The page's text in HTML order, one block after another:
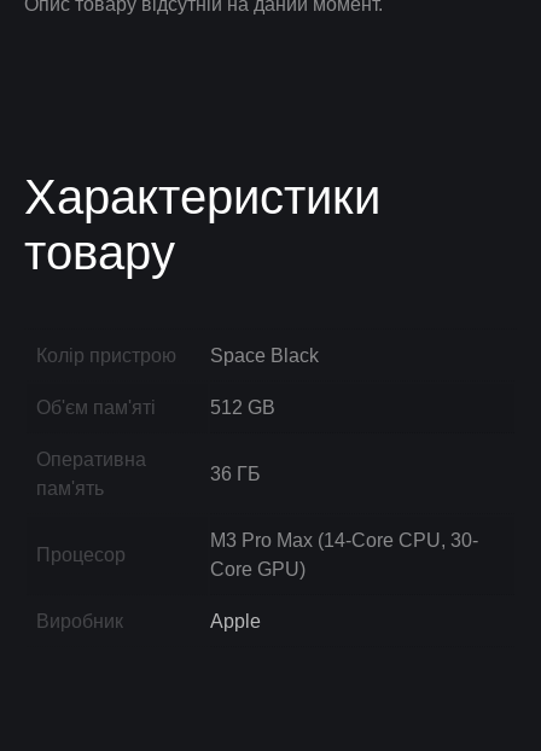
Опис товару відсутній на даний момент.
Характеристики
товару
Колір пристрою Space Black
Об'єм пам'яті 512 GB
Оперативна
пам'ять
36 ГБ
Процесор
M3 Pro Max (14-Core CPU, 30-
Core GPU)
Виробник Apple